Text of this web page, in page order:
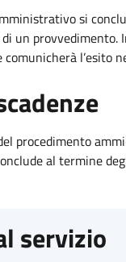
si
di un provvedimento.
comunicherà l’esito
procedimento
al termine
servizio